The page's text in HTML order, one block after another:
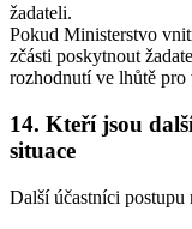
žadateli.
Pokud Ministerstvo
zčásti poskytnout
rozhodnutí ve lhůtě pro
14. Kteří jsou
situace
Další účastníci postupu